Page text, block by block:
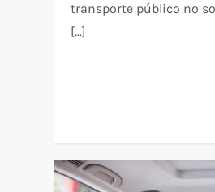
transporte público no
[…]